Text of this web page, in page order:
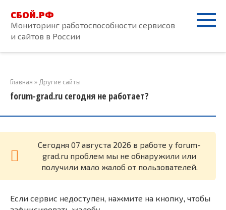
контенту
СБОЙ.РФ
Мониторинг работоспособности сервисов
и сайтов в России
Главная » Другие сайты
forum-grad.ru сегодня не работает?
Cегодня 07 августа 2026 в работе у forum-
grad.ru проблем мы не обнаружили или
получили мало жалоб от пользователей.
Если сервис недоступен, нажмите на кнопку, чтобы